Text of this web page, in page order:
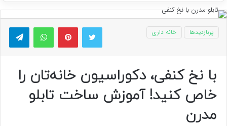
توییتر پینتریستواتس آپ
پربازدیدها خانه داری
با نخ کنفی، دکوراسیون خانه‌تان را
خاص کنید! آموزش ساخت تابلو
مدرن